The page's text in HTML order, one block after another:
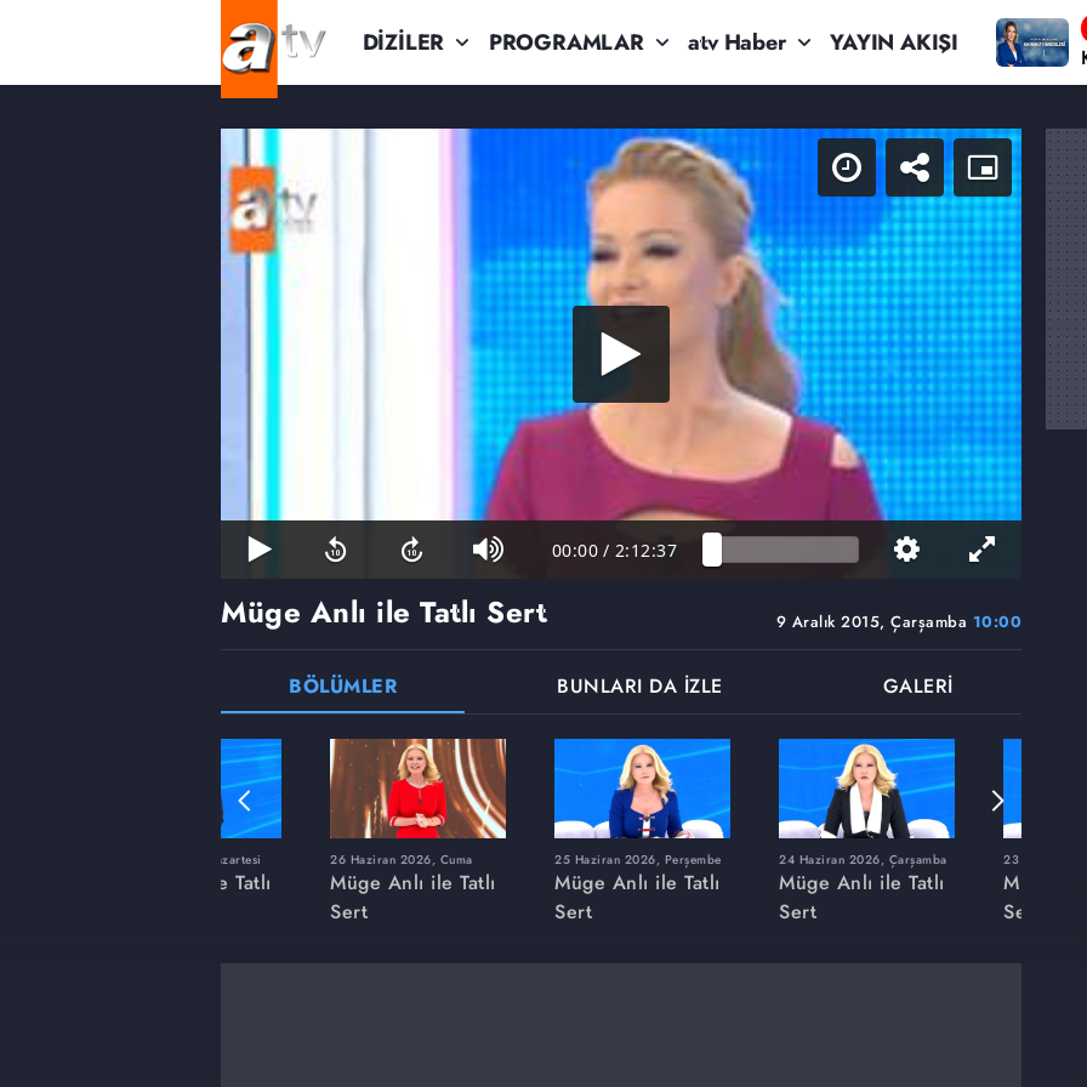
DİZİLER PROGRAMLAR atv Haber YAYIN AKIŞI
00:00 / 2:12:37
9 Aralık 2015, Çarşamba 10:00
Müge Anlı ile Tatlı Sert
BÖLÜMLER BUNLARI DA İZLE GALERİ
8 Haziran 2026, Pazartesi
Müge Anlı ile Tatlı
26 Haziran 2026, Cuma
Müge Anlı ile Tatlı
Sert
25 Haziran 2026, Perşembe
Müge Anlı ile Tatlı
Sert
24 Haziran 2026, Çarşamba
Müge Anlı ile Tatlı
Sert
23 Haziran
Müge
Sert